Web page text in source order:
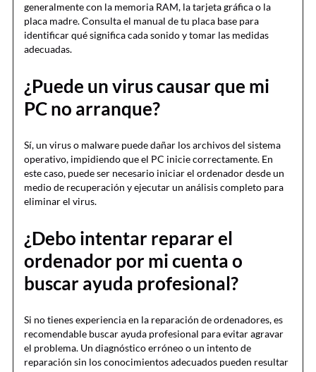
generalmente con la memoria RAM, la tarjeta gráfica o la
placa madre. Consulta el manual de tu placa base para
identificar qué significa cada sonido y tomar las medidas
adecuadas.
¿Puede un virus causar que mi
PC no arranque?
Sí, un virus o malware puede dañar los archivos del sistema
operativo, impidiendo que el PC inicie correctamente. En
este caso, puede ser necesario iniciar el ordenador desde un
medio de recuperación y ejecutar un análisis completo para
eliminar el virus.
¿Debo intentar reparar el
ordenador por mi cuenta o
buscar ayuda profesional?
Si no tienes experiencia en la reparación de ordenadores, es
recomendable buscar ayuda profesional para evitar agravar
el problema. Un diagnóstico erróneo o un intento de
reparación sin los conocimientos adecuados pueden resultar